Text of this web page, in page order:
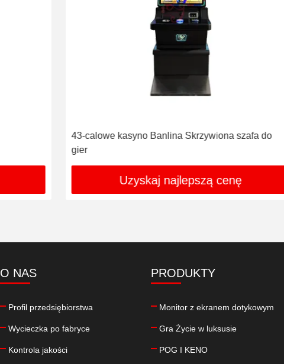
43-calowe kasyno Banlina Skrzywiona szafa do
gier
Uzyskaj najlepszą cenę
O NAS
Profil przedsiębiorstwa
Wycieczka po fabryce
Kontrola jakości
PRODUKTY
Monitor z ekranem dotykowym
Gra Życie w luksusie
POG I KENO